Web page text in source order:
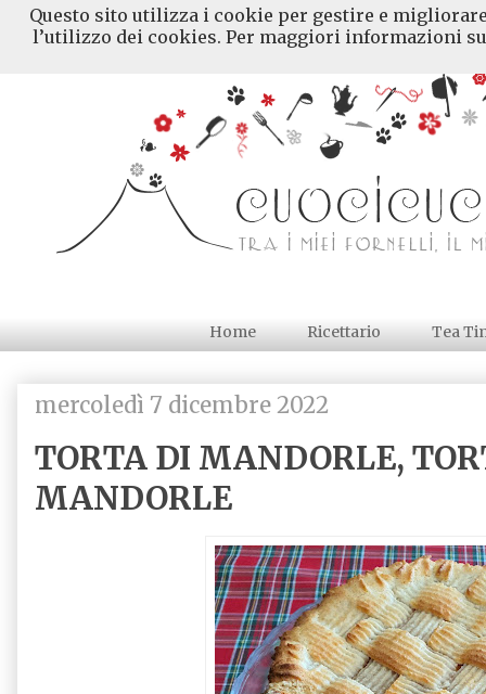
Home Ricettario Tea
mercoledì 7 dicembre 2022
TORTA DI MANDORLE,
MANDORLE
Questo sito utilizza i cookie per gestire e
l’utilizzo dei cookies. Per maggiori informazioni